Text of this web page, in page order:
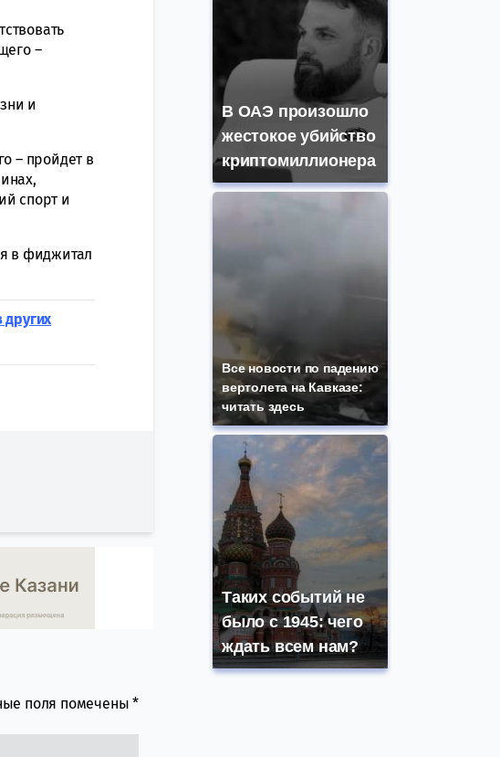
–
и
– пройдет в
спорт и
в фиджитал
поля помечены*
В ОАЭ произошло
жестокое убийство
криптомиллионера
Все новости по падению
вертолета на Кавказе:
читать здесь
Таких событий не
было с 1945: чего
ждать всем нам?